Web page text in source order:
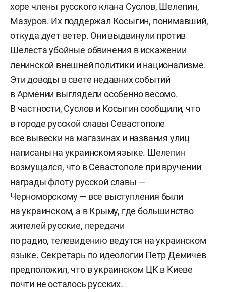
хоре члены русского клана Суслов, Шелепин,
Мазуров. Их поддержал Косыгин, понимавший,
откуда дует ветер. Они выдвинули против
Шелеста убойные обвинения в искажении
ленинской внешней политики и национализме.
Эти доводы в свете недавних событий
в Армении выглядели особенно весомо.
В частности, Суслов и Косыгин сообщили, что
в городе русской славы Севастополе
все вывески на магазинах и названия улиц
написаны на украинском языке. Шелепин
возмущался, что в Севастополе при вручении
награды флоту русской славы —
Черноморскому — все выступления были
на украинском, а в Крыму, где большинство
жителей русские, передачи
по радио, телевидению ведутся на украинском
языке. Секретарь по идеологии Петр Демичев
предположил, что в украинском ЦК в Киеве
почти не осталось русских.